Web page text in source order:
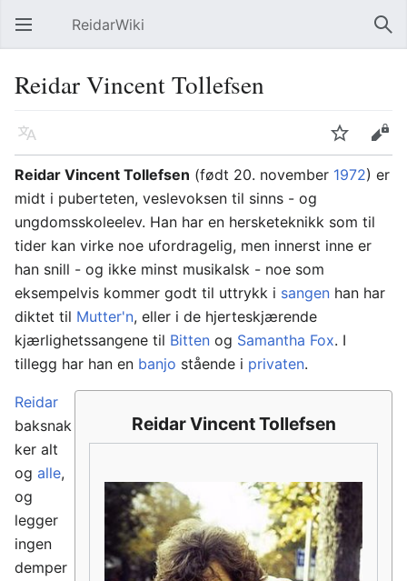
Åpne hovedmenyen ReidarWiki Søk
Reidar Vincent Tollefsen
Språk Overvåk
Rediger
Reidar Vincent Tollefsen (født 20. november 1972) er
midt i puberteten, veslevoksen til sinns - og
ungdomsskoleelev. Han har en hersketeknikk som til
tider kan virke noe ufordragelig, men innerst inne er
han snill - og ikke minst musikalsk - noe som
eksempelvis kommer godt til uttrykk i sangen han har
diktet til Mutter'n, eller i de hjerteskjærende
kjærlighetssangene til Bitten og Samantha Fox. I
tillegg har han en banjo stående i privaten.
Reidar Vincent Tollefsen
Reidar
baksnak
ker alt
og alle,
og
legger
ingen
demper